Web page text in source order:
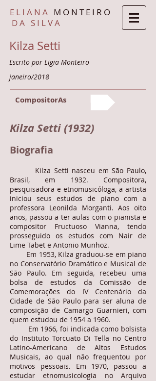
E L I A N A M O N T E I R O
D A S I L V A
Kilza Setti
Escrito por Ligia Monteiro -
janeiro/2018
CompositorAs
Kilza Setti (1932)
Biografia
Kilza Setti nasceu em São Paulo,
Brasil, em 1932. Compositora,
pesquisadora e etnomusicóloga, a artista
iniciou seus estudos de piano com a
professora Leonilda Morganti. Aos oito
anos, passou a ter aulas com o pianista e
compositor Fructuoso Vianna, tendo
prosseguido os estudos com Nair de
Lime Tabet e Antonio Munhoz.
Em 1953, Kilza graduou-se em piano
no Conservatório Dramático e Musical de
São Paulo. Em seguida, recebeu uma
bolsa de estudos da Comissão de
Comemorações do IV Centenário da
Cidade de São Paulo para ser aluna de
composição de Camargo Guarnieri, com
quem estudou de 1954 a 1960.
Em 1966, foi indicada como bolsista
do Instituto Torcuato Di Tella no Centro
Latino-Americano de Altos Estudos
Musicais, ao qual não frequentou por
motivos pessoais. Em 1970, passou a
estudar etnomusicologia no Arquivo